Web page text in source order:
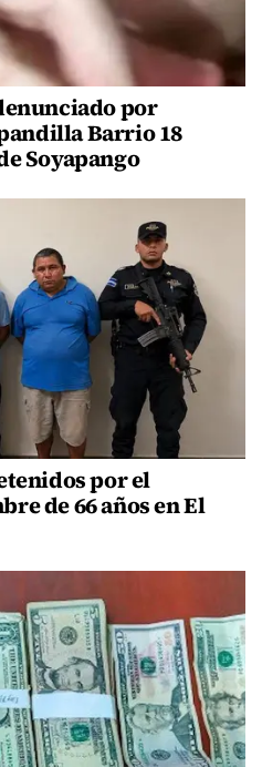
por
Barrio 18
Soyapango
por el
de 66 años en El